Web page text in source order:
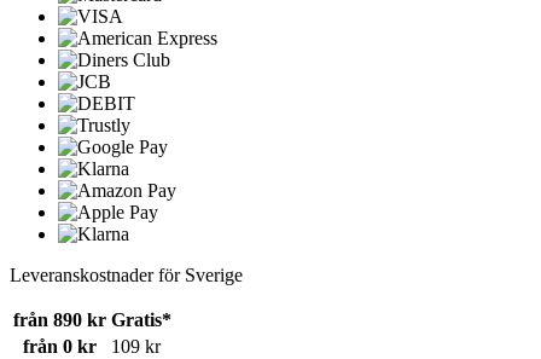
Leveranskostnader för Sverige
från 890 kr Gratis*
från 0 kr
109 kr